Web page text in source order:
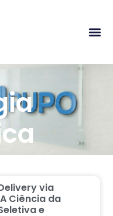
via
Ciência da
e